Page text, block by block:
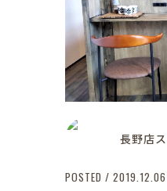
長野店
POSTED / 2019.12.06